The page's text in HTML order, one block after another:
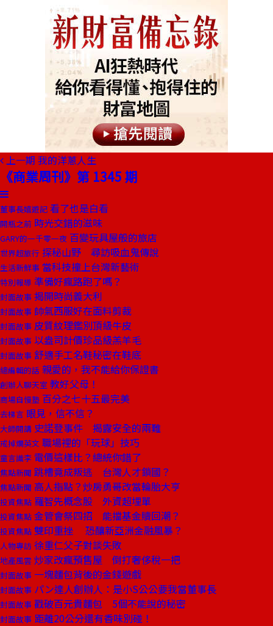
上一期 我的洋蔥人生
《商業周刊》第 1345 期
董事長嬉遊記 看了也是白看
開瓶之前 時光交錯的滋味
GARY的一千零一夜 百變玩具屋般的旅店
世界超旅行 探秘山野 尋訪吸血鬼傳說
生活新鮮事 當科技撞上台灣新藝術
特別報導 準備好瘋路跑了嗎？
封面故事 揭開時尚義大利
封面故事 帥氣西服好在面料剪裁
封面故事 皮質紋理鑑別頂級牛皮
封面故事 以盎司計價珍品級羔羊毛
封面故事 舒適手工名鞋秘密在鞋底
總編輯的話 親愛的，我不能給你保證書
創辦人聊天室 教好父母！
商場自慢塾 百分之七十五最完美
去梯言 眼見，信不信？
大師開講 史諾登事件 揭露安全的兩難
戒掉爛英文 職場裡的「玩球」技巧
童言識李 電價這樣比？總統你錯了
焦點新聞 跳槽竟成叛逃 台灣人才鎖國？
焦點新聞 高人指點？炒房勇哥改當輪胎大亨
投資焦點 羅智先概念股 外資超埋單
投資焦點 金管會祭四招 能擋基金贖回潮？
投資焦點 雙印重挫 恐釀新亞洲金融風暴？
人物專訪 徐重仁父子對談失敗
地產風雲 炒家改瘋預售屋 倒打奢侈稅一把
封面故事 一塊麵包背後的金錢遊戲
封面故事 パン達人創辦人：是小S公公要我當董事長
封面故事 戳破百元貴麵包 5個不能說的秘密
封面故事 距離20公分還有香味別碰！